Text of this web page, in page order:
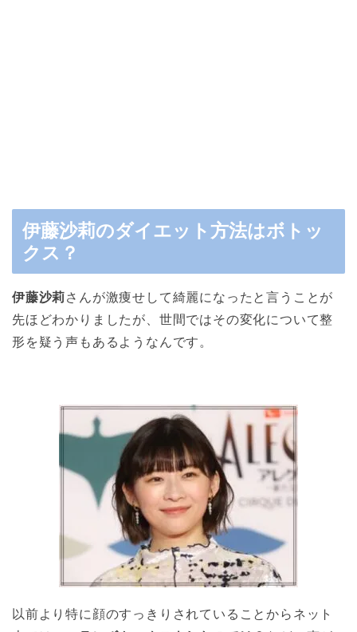
伊藤沙莉のダイエット方法はボトッ
クス？
伊藤沙莉さんが激痩せして綺麗になったと言うことが
先ほどわかりましたが、世間ではその変化について整
形を疑う声もあるようなんです。
以前より特に顔のすっきりされていることからネット